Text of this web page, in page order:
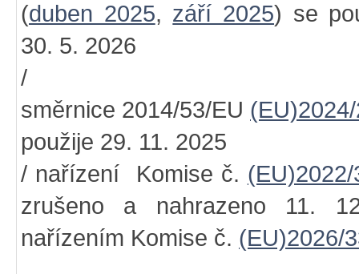
(duben 2025, září 2025) se
30. 5. 2026
/
směrnice 2014/53/EU
použije 29. 11. 2025
/ nařízení Komise č. (EU)2022/
zrušeno a nahrazeno 11.
nařízením Komise č. (EU)2026/